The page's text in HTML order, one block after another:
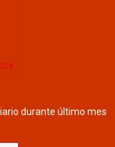
durante último mes